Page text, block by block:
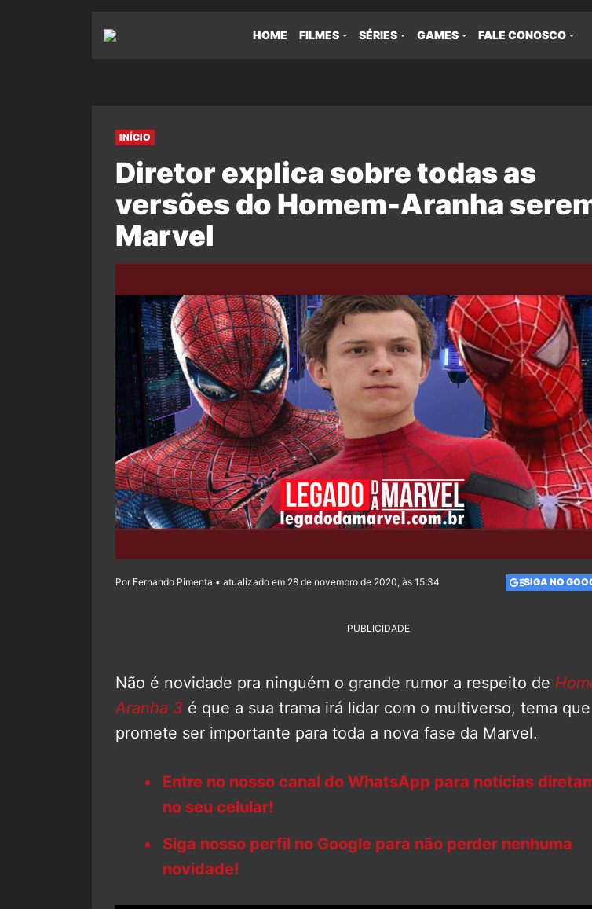
HOME FILMES SÉRIES GAMES FALE CONOSCO
INÍCIO
Diretor explica sobre todas as
versões do Homem-Aranha
Marvel
Por Fernando Pimenta • atualizado em 28 de novembro de 2020, às 15:34 SIGA NO
PUBLICIDADE
Não é novidade pra ninguém o grande rumor a respeito de
Aranha 3 é que a sua trama irá lidar com o multiverso, tema que
promete ser importante para toda a nova fase da Marvel.
Entre no nosso canal do WhatsApp para notícias
no seu celular!
Siga nosso perfil no Google para não perder nenhuma
novidade!